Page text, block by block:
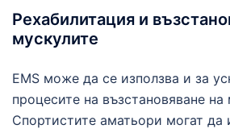
Рехабилитация и
мускулите
EMS може да се използва и за
процесите на възстановяване на
Спортистите аматьори могат да